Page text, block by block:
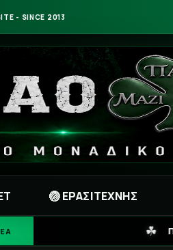
- SINCE 2013
🏐 ΕΡΑΣΙΤΕΧΝΗΣ
ΠΡΑΣΙΝΗ ΦΩΝΗ: ΤΟ